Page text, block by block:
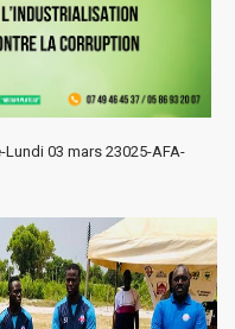
03 mars 23025-AFA-